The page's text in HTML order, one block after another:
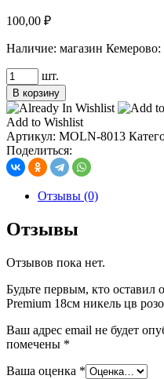
100,00 ₽
Наличие: магазин Кемерово:
Количество
товара
молния
трактор
№5
Premium
18см
никель
розовато
(D206)
шт.
В корзину
Add to Wishlist
Артикул: MOLN-8013
Поделиться:
Отзывы (0)
Отзывы
Отзывов пока нет.
Будьте первым, кто
Premium 18см никель цв
Ваш адрес email не будет
помечены *
Ваша оценка *